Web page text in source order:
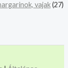
vajak(27)